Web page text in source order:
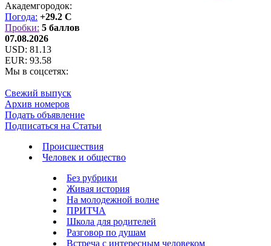
Академгородок:
Погода: +29.2 C
Пробки: 5 баллов
07.08.2026
USD: 81.13
EUR: 93.58
Мы в соцсетях:
Свежий выпуск
Архив номеров
Подать объявление
Подписаться на Статьи
Происшествия
Человек и общество
Без рубрики
Живая история
На молодежной волне
ПРИТЧА
Школа для родителей
Разговор по душам
Встреча с интересным человеком